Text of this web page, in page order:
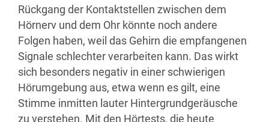
Rückgang der Kontaktstellen zwischen dem
Hörnerv und dem Ohr könnte noch andere
Folgen haben, weil das Gehirn die empfangenen
Signale schlechter verarbeiten kann. Das wirkt
sich besonders negativ in einer schwierigen
Hörumgebung aus, etwa wenn es gilt, eine
Stimme inmitten lauter Hintergrundgeräusche
zu verstehen. Mit den Hörtests, die heute